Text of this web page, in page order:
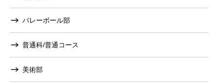
バレーボール部
普通科/普通コース
美術部